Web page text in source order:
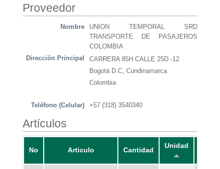
Proveedor
Nombre
UNION TEMPORAL SRD
TRANSPORTE DE PASAJEROS
COLOMBIA
Dirección Principal
CARRERA 85H CALLE 25D -12
Bogotá D.C, Cundinamarca
Colombia
Teléfono (Celular) +57 (318) 3540340
Artículos
No Articulo Cantidad
Unidad